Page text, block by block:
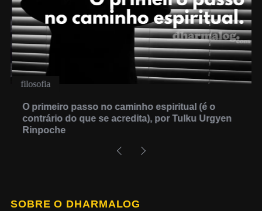
filosofia
O primeiro passo no caminho espiritual (é o
contrário do que se acredita), por Tulku Urgyen
Rinpoche
SOBRE O DHARMALOG